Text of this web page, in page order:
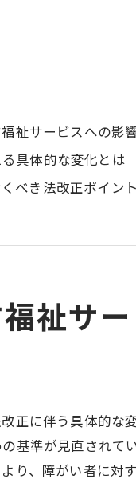
祉サービスへの影
具体的な変化とは
べき法改正ポイン
に与える影響
ビスの選び方
い
たな展望
ノロジー活用事例
未来像
係性を解説
題とその解決策
祉サ
正に伴う具体的な
基準が見直されて
り、障がい者に対